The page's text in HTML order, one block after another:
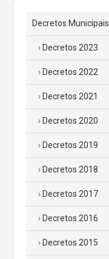
Decretos Municipais
Decretos 2023
Decretos 2022
Decretos 2021
Decretos 2020
Decretos 2019
Decretos 2018
Decretos 2017
Decretos 2016
Decretos 2015